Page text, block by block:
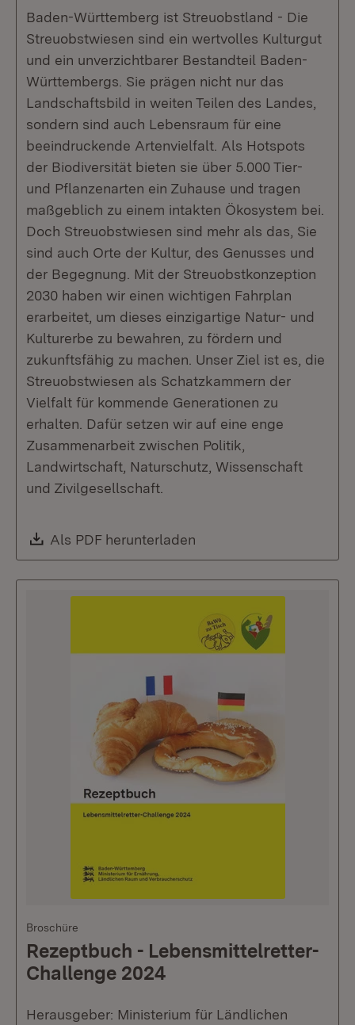
Baden-Württemberg ist Streuobstland - Die
Streuobstwiesen sind ein wertvolles Kulturgut
und ein unverzichtbarer Bestandteil Baden-
Württembergs. Sie prägen nicht nur das
Landschaftsbild in weiten Teilen des Landes,
sondern sind auch Lebensraum für eine
beeindruckende Artenvielfalt. Als Hotspots
der Biodiversität bieten sie über 5.000 Tier-
und Pflanzenarten ein Zuhause und tragen
maßgeblich zu einem intakten Ökosystem bei.
Doch Streuobstwiesen sind mehr als das, Sie
sind auch Orte der Kultur, des Genusses und
der Begegnung. Mit der Streuobstkonzeption
2030 haben wir einen wichtigen Fahrplan
erarbeitet, um dieses einzigartige Natur- und
Kulturerbe zu bewahren, zu fördern und
zukunftsfähig zu machen. Unser Ziel ist es, die
Streuobstwiesen als Schatzkammern der
Vielfalt für kommende Generationen zu
erhalten. Dafür setzen wir auf eine enge
Zusammenarbeit zwischen Politik,
Landwirtschaft, Naturschutz, Wissenschaft
und Zivilgesellschaft.
Download:
Als PDF herunterladen
Broschüre
Rezeptbuch - Lebensmittelretter-
Challenge 2024
Herausgeber: Ministerium für Ländlichen